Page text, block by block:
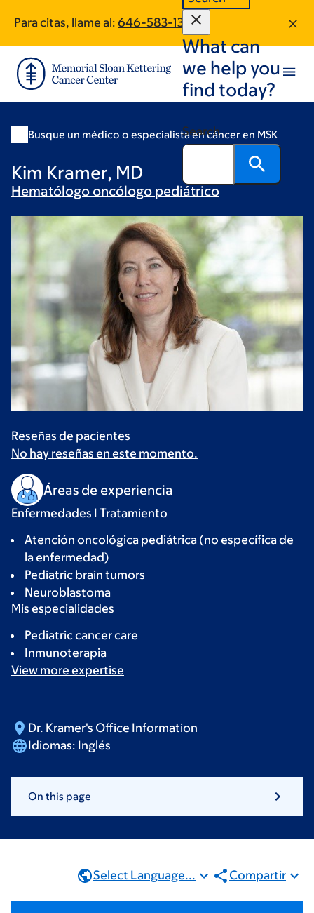
main
content
footer
Para citas, llame al: 646-583-1334
What can
we help you
find today?
Search
Busque un médico o especialista en cáncer en MSK
Kim Kramer, MD
Hematólogo oncólogo pediátrico
Reseñas de pacientes
No hay reseñas en este momento.
Áreas de experiencia
Enfermedades I Tratamiento
Atención oncológica pediátrica (no específica de
la enfermedad)
Pediatric brain tumors
Neuroblastoma
Mis especialidades
Pediatric cancer care
Inmunoterapia
View more expertise
Dr. Kramer's Office Information
Idiomas: Inglés
On this page
Select Language... Compartir